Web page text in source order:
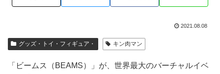
2021.08.08
グッズ・トイ・フィギュア・ キン肉マン
「ビームス（BEAMS）」が、世界最大のバーチャルイベ